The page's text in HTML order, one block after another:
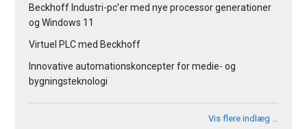
Beckhoff Industri-pc’er med nye processor generationer
og Windows 11
Virtuel PLC med Beckhoff
Innovative automationskoncepter for medie- og
bygningsteknologi
Vis flere indlæg …